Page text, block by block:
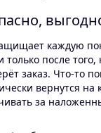
каждую
только после того,
заказ. Что-то
вернутся на
за